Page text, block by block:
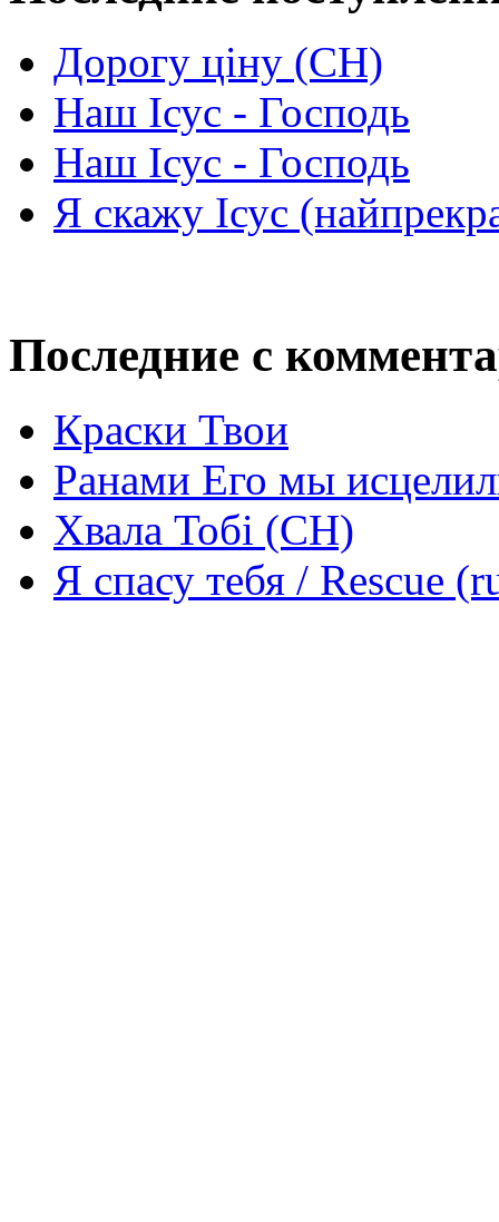
Дорогу ціну (СН)
Наш Ісус - Господь
Наш Ісус - Господь
Я скажу Ісус
Последние с
Краски Твои
Ранами Его мы
Хвала Тобі (СН)
Я спасу тебя / Rescue